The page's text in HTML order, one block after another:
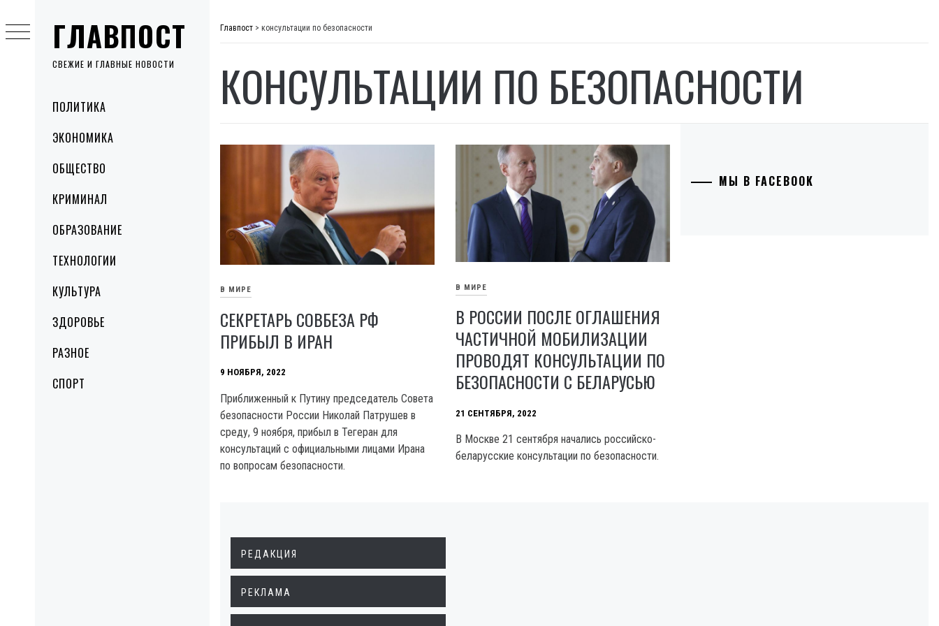
ГЛАВПОСТ
СВЕЖИЕ И ГЛАВНЫЕ НОВОСТИ
MenuПОЛИТИКА
ЭКОНОМИКА
ОБЩЕСТВО
КРИМИНАЛ
ОБРАЗОВАНИЕ
ТЕХНОЛОГИИ
КУЛЬТУРА
ЗДОРОВЬЕ
РАЗНОЕ
СПОРТ
to
content
Главпост > консультации по безопасности
КОНСУЛЬТАЦИИ ПО БЕЗОПАСНОСТИ
В МИРЕ
СЕКРЕТАРЬ СОВБЕЗА РФ
ПРИБЫЛ В ИРАН
9 НОЯБРЯ, 2022
Приближенный к Путину председатель Совета
безопасности России Николай Патрушев в
среду, 9 ноября, прибыл в Тегеран для
консультаций с официальными лицами Ирана
по вопросам безопасности.
В МИРЕ
В РОССИИ ПОСЛЕ ОГЛАШЕНИЯ
ЧАСТИЧНОЙ МОБИЛИЗАЦИИ
ПРОВОДЯТ КОНСУЛЬТАЦИИ ПО
БЕЗОПАСНОСТИ С БЕЛАРУСЬЮ
21 СЕНТЯБРЯ, 2022
В Москве 21 сентября начались российско-
беларусские консультации по безопасности.
МЫ В FACEBOOK
РЕДАКЦИЯ
РЕКЛАМА